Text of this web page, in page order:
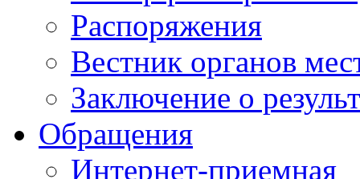
Распоряжения
Вестник органов
Заключение о
Обращения
Интернет-приемная